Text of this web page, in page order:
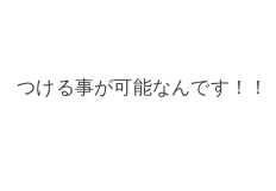
つける事が可能なんです！！